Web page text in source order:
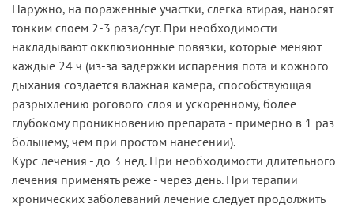
Наружно, на пораженные участки, слегка втирая, наносят
тонким слоем 2-3 раза/сут. При необходимости
накладывают окклюзионные повязки, которые меняют
каждые 24 ч (из-за задержки испарения пота и кожного
дыхания создается влажная камера, способствующая
разрыхлению рогового слоя и ускоренному, более
глубокому проникновению препарата - примерно в 1 раз
большему, чем при простом нанесении).
Курс лечения - до 3 нед. При необходимости длительного
лечения применять реже - через день. При терапии
хронических заболеваний лечение следует продолжить